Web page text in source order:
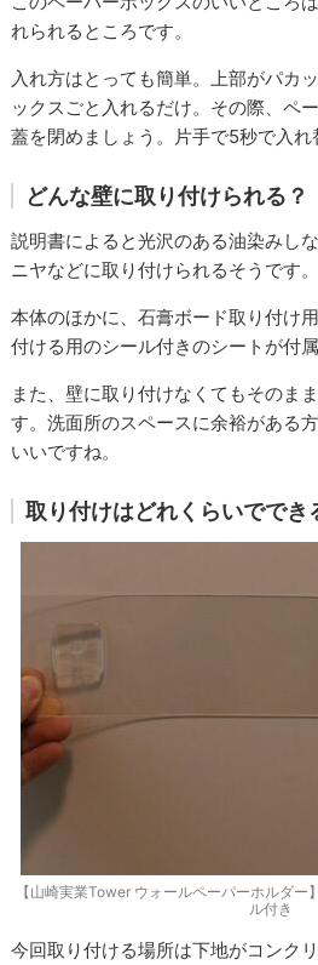
れられるところです。
入れ方はとっても簡単。上部がパカ
ックスごと入れるだけ。その際、ペ
蓋を閉めましょう。片手で5秒で入
どんな壁に取り付けられる？
説明書によると光沢のある油染みし
ニヤなどに取り付けられるそうです。
本体のほかに、石膏ボード取り付け
付ける用のシール付きのシートが付属
また、壁に取り付けなくてもそのま
す。洗面所のスペースに余裕がある
いいですね。
取り付けはどれくらいででき
【山崎実業Tower ウォールペーパーホルダ
ル付き
今回取り付ける場所は下地がコンク